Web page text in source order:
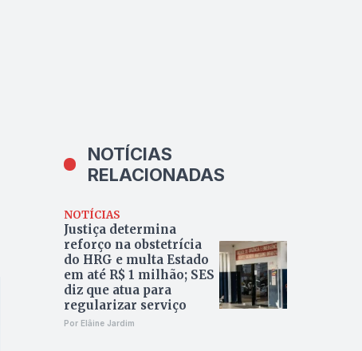
NOTÍCIAS
RELACIONADAS
NOTÍCIAS
Justiça determina
reforço na obstetrícia
do HRG e multa Estado
em até R$ 1 milhão; SES
diz que atua para
regularizar serviço
Por Elâine Jardim